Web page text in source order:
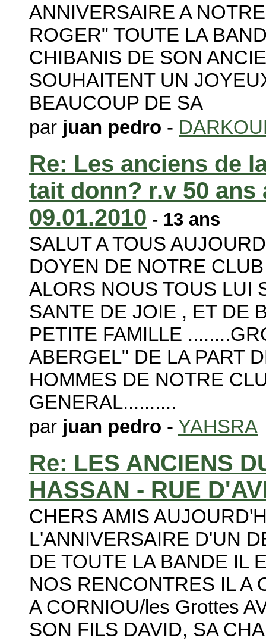
ANNIVERSAIRE A
ROGER" TOUTE LA
CHIBANIS DE SON
SOUHAITENT UN
BEAUCOUP DE SA
par juan pedro -
Re: Les anciens de
tait donn? r.v 50
09.01.2010 - 13 ans
SALUT A TOUS
DOYEN DE NOTRE
ALORS NOUS TOUS LUI
SANTE DE JOIE , ET DE
PETITE FAMILLE
ABERGEL" DE LA PART
HOMMES DE NOTRE
GENERAL..........
par juan pedro - YAHSRA
Re: LES ANCIENS
HASSAN - RUE
CHERS AMIS
L'ANNIVERSAIRE D'UN
DE TOUTE LA BANDE IL
NOS RENCONTRES IL A
A CORNIOU/les Grottes
SON FILS DAVID, SA